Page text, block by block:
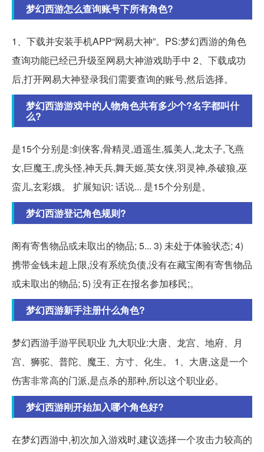
梦幻西游怎么查询账号下所有角色?
1、下载并安装手机APP“网易大神”。PS:梦幻西游的角色
查询功能已经已升级至网易大神游戏助手中 2、下载成功
后,打开网易大神登录我们需要查询的账号,然后选择。
梦幻西游游戏中的人物角色共有多少个?名字都叫什
么?
是15个分别是:剑侠客,骨精灵,逍遥生,狐美人,龙太子,飞燕
女,巨魔王,虎头怪,神天兵,舞天姬,英女侠,羽灵神,杀破狼,巫
蛮儿,玄彩娥。 扩展知识: 话说... 是15个分别是。
梦幻西游登记角色规则?
阁有寄售物品或未取出的物品; 5... 3) 未处于体验状态; 4)
携带金钱未超上限,没有系统负债,没有在藏宝阁有寄售物品
或未取出的物品; 5) 没有正在报名参加移民;。
梦幻西游新手注册什么角色?
梦幻西游手游平民职业 九大职业:大唐、龙宫、地府、月
宫、狮驼、普陀、魔王、方寸、化生。 1、大唐,这是一个
伤害非常高的门派,是点杀的那种,所以这个职业必。
梦幻西游刚开始加入哪个角色好?
在梦幻西游中,初次加入游戏时,建议选择一个攻击力较高的